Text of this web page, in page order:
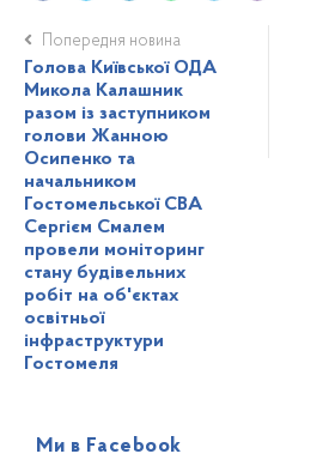
Попередня новина
Голова Київської ОДА
Микола Калашник
разом із заступником
голови Жанною
Осипенко та
начальником
Гостомельської СВА
Сергієм Смалем
провели моніторинг
стану будівельних
робіт на об'єктах
освітньої
інфраструктури
Гостомеля
Ми в Facebook